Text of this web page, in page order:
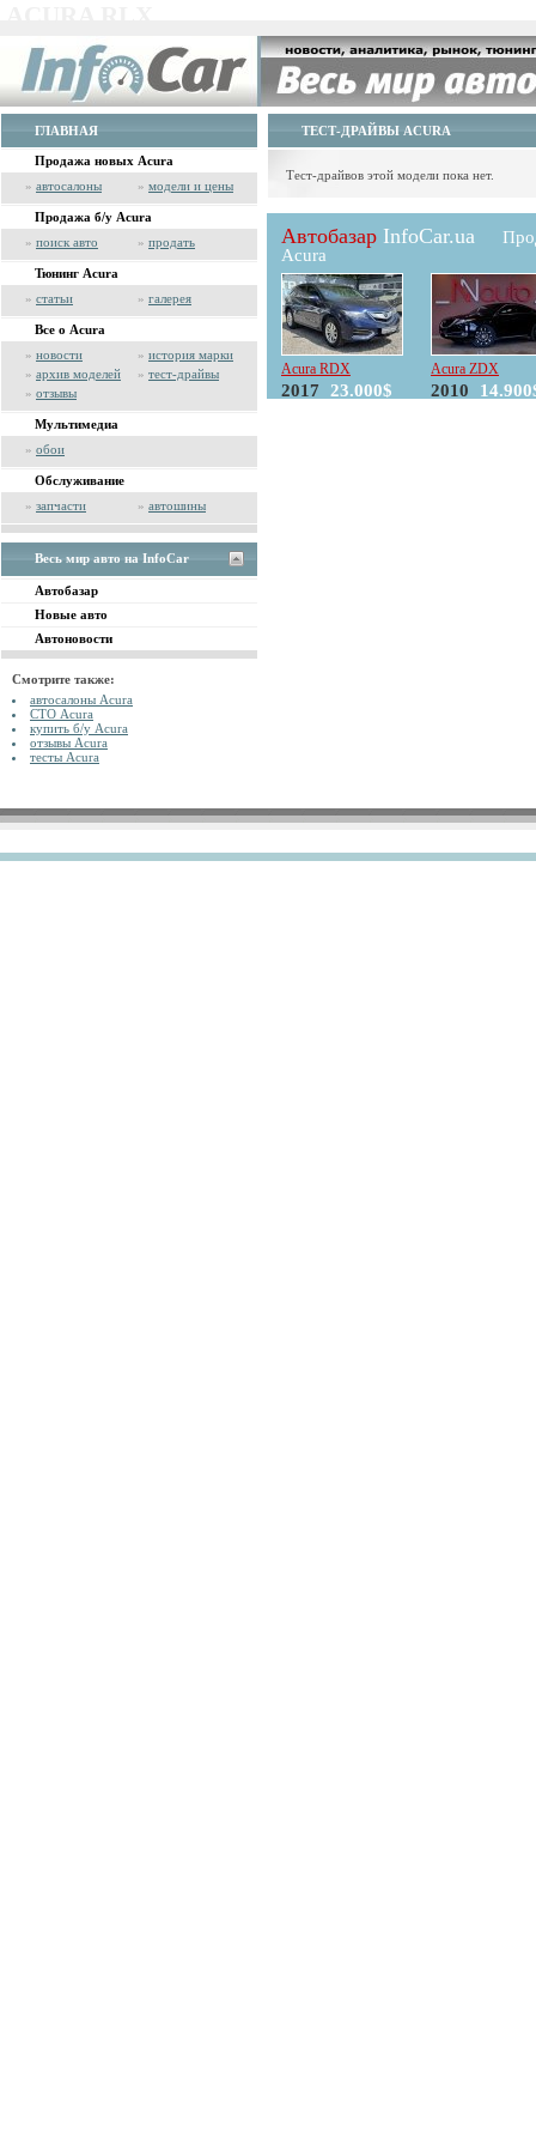
ГЛАВНАЯ
Продажа новых Acura
» автосалоны » модели и цены
Продажа б/у Acura
» поиск авто » продать
Тюнинг Acura
» статьи » галерея
Все о Acura
» новости » история марки
» архив моделей » тест-драйвы
» отзывы
Мультимедиа
» обои
Обслуживание
» запчасти » автошины
Весь мир авто на InfoCar
Автобазар
Новые авто
Автоновости
Смотрите также:
автосалоны Acura
СТО Acura
купить б/у Acura
отзывы Acura
тесты Acura
ТЕСТ-ДРАЙВЫ ACURA
Тест-драйвов этой модели пока нет.
Автобазар InfoCar.ua
Acura
Acura RDX
2017 23.000$
Acura ZDX
2010